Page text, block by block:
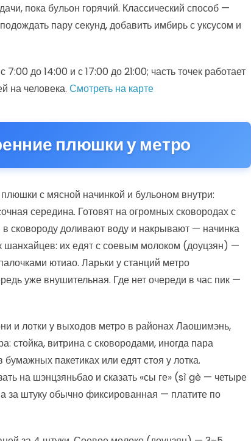
пока бульон горячий. Классический способ —
пару секунд, добавить имбирь с уксусом и
до 14:00 и с 17:00 до 21:00; часть точек работает
на человека. Смотреть на карте
плюшки у метро
с мясной начинкой и бульоном внутри:
середина. Готовят на огромных сковородах с
сковороду доливают воду и накрывают — начинка
шанхайцев: их едят с соевым молоком (доуцзян) —
ютиао. Ларьки у станций метро
уже внушительная. Где нет очереди в час пик —
и лотки у выходов метро в районах Лаошимэнь,
витрина с сковородами, иногда пара
пакетиках или едят стоя у лотка.
на шэнцзяньбао и сказать «сы ге» (sì gè — четыре
за штуку обычно фиксированная — платите по